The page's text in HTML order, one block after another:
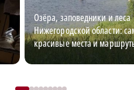
Озёра, заповедники и леса
Нижегородской области:
красивые места и